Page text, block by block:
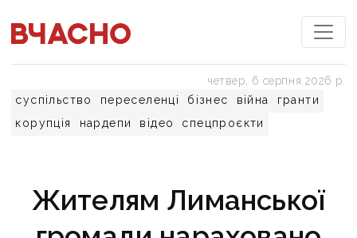
суспільство переселенці бізнес війна
гранти
корупція
нардепи відео спецпроєкти
четвер, 6 серпня 2026 р.
Жителям Лиманської